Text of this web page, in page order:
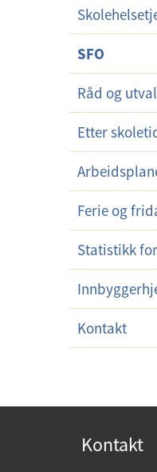
SFO
Råd og
Etter
Ferie og
Statistikk
Kontakt
Kontakt